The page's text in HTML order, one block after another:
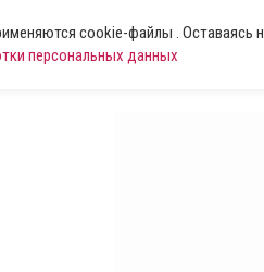
cookie-файлы . Оставаясь
персональных данных